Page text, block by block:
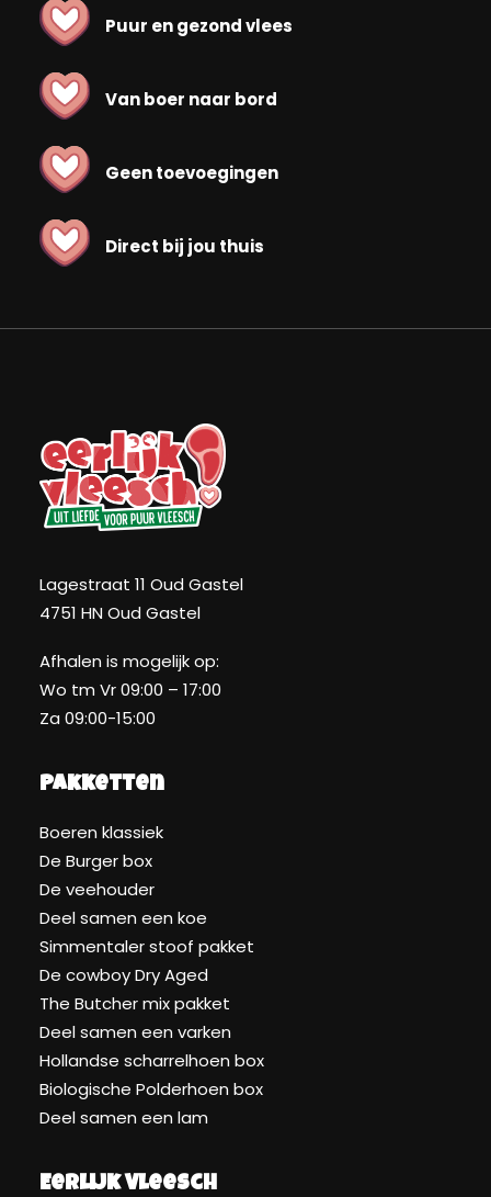
Puur en gezond vlees
Van boer naar bord
Geen toevoegingen
Direct bij jou thuis
Lagestraat 11 Oud Gastel
4751 HN Oud Gastel
Afhalen is mogelijk op:
Wo tm Vr 09:00 – 17:00
Za 09:00-15:00
Pakketten
Boeren klassiek
De Burger box
De veehouder
Deel samen een koe
Simmentaler stoof pakket
De cowboy Dry Aged
The Butcher mix pakket
Deel samen een varken
Hollandse scharrelhoen box
Biologische Polderhoen box
Deel samen een lam
Eerlijk Vleesch